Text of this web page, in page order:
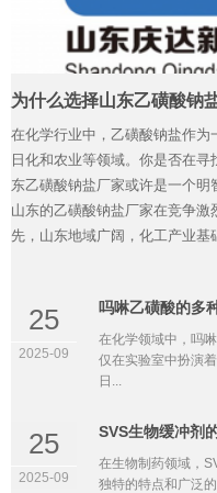
为什么选择山东乙磺酸钠
在化学行业中，乙磺酸钠盐作为
日化和农业等领域。你是否在
东乙磺酸钠盐厂家或许是一个
山东的乙磺酸钠盐厂家在竞争
先，山东地域广阔，化工产业基
25
2025-09
吗啉乙磺酸的多
在化学领域中，吗
仅在实验室中扮演
日...
25
2025-09
SVS生物缓冲剂
在生物制药领域，
独特的特点和广泛